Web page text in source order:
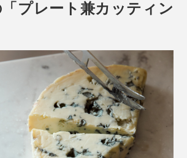
プレート兼カッティン